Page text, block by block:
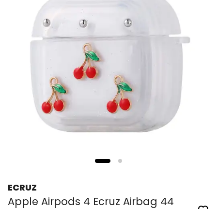
ECRUZ
Apple Airpods 4 Ecruz Airbag 44